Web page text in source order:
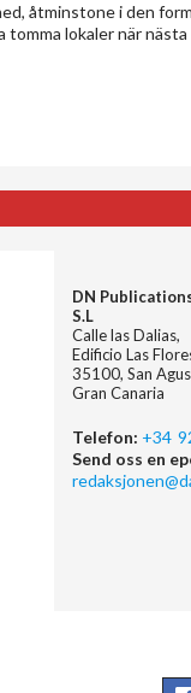
åtminstone i den
lokaler när nästa
DN
S.L
Calle las Dalias,
Edificio Las
35100, San
Gran Canaria
Telefon: +34
Send oss en